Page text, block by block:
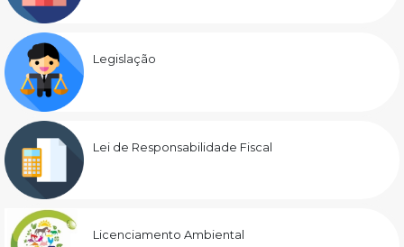
Legislação
Lei de Responsabilidade Fiscal
Licenciamento Ambiental